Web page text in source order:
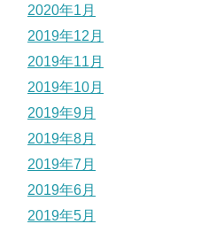
2020年1月
2019年12月
2019年11月
2019年10月
2019年9月
2019年8月
2019年7月
2019年6月
2019年5月